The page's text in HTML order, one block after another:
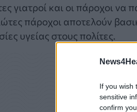
If you wish
sensitive
confirm
γιατροί και οι πάροχοι
πάροχοι αποτελούν
υγείας στους πολίτες.